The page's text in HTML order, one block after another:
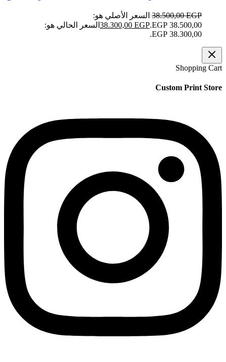
38.500,00EGP
السعر الأصلي هو:
38.500,00 EGP.
38.300,00 EGP
السعر الحالي هو:
38.300,00 EGP.
Shopping Cart
Custom Print Store